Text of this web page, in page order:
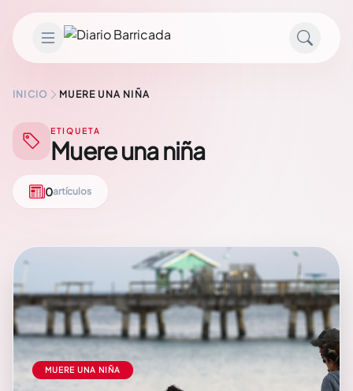
INICIO MUERE UNA NIÑA
ETIQUETA
Muere una niña
0artículos
MUERE UNA NIÑA